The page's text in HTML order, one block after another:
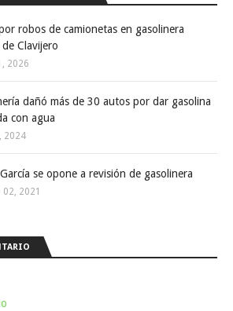
robos de camionetas en gasolinera
de Clavijero
2026
dañó más de 30 autos por dar gasolina
con agua
2024
se opone a revisión de gasolinera
02, 2021